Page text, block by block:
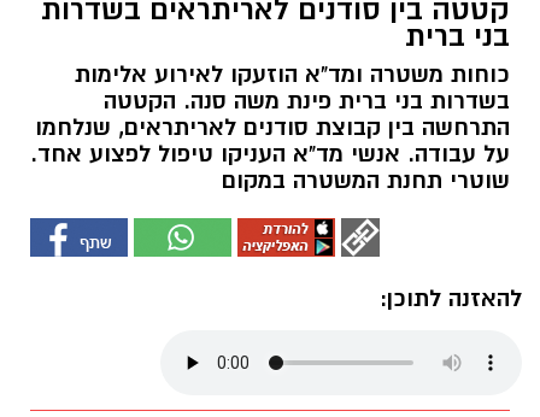
קטטה בין סודנים לאריתראים בשדרות
בני ברית
כוחות משטרה ומד"א הוזעקו לאירוע אלימות
בשדרות בני ברית פינת משה סנה. הקטטה
התרחשה בין קבוצת סודנים לאריתראים, שנלחמו
על עבודה. אנשי מד"א העניקו טיפול לפצוע אחד.
שוטרי תחנת המשטרה במקום
להאזנה לתוכן: